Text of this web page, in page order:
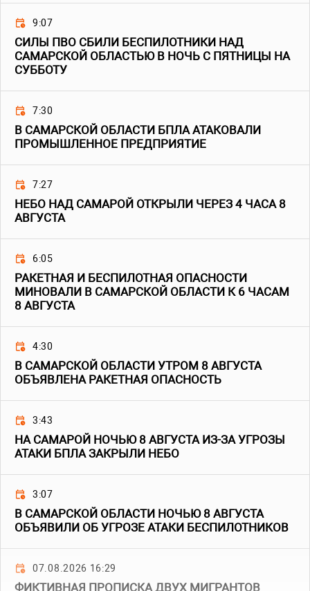
9:07
СИЛЫ ПВО СБИЛИ БЕСПИЛОТНИКИ НАД
САМАРСКОЙ ОБЛАСТЬЮ В НОЧЬ С ПЯТНИЦЫ НА
СУББОТУ
7:30
В САМАРСКОЙ ОБЛАСТИ БПЛА АТАКОВАЛИ
ПРОМЫШЛЕННОЕ ПРЕДПРИЯТИЕ
7:27
НЕБО НАД САМАРОЙ ОТКРЫЛИ ЧЕРЕЗ 4 ЧАСА 8
АВГУСТА
6:05
РАКЕТНАЯ И БЕСПИЛОТНАЯ ОПАСНОСТИ
МИНОВАЛИ В САМАРСКОЙ ОБЛАСТИ К 6 ЧАСАМ
8 АВГУСТА
4:30
В САМАРСКОЙ ОБЛАСТИ УТРОМ 8 АВГУСТА
ОБЪЯВЛЕНА РАКЕТНАЯ ОПАСНОСТЬ
3:43
НА САМАРОЙ НОЧЬЮ 8 АВГУСТА ИЗ-ЗА УГРОЗЫ
АТАКИ БПЛА ЗАКРЫЛИ НЕБО
3:07
В САМАРСКОЙ ОБЛАСТИ НОЧЬЮ 8 АВГУСТА
ОБЪЯВИЛИ ОБ УГРОЗЕ АТАКИ БЕСПИЛОТНИКОВ
07.08.2026 16:29
ФИКТИВНАЯ ПРОПИСКА ДВУХ МИГРАНТОВ